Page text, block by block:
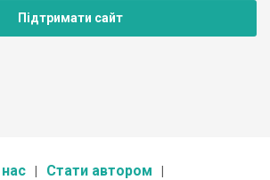
Підтримати сайт
Стати автором